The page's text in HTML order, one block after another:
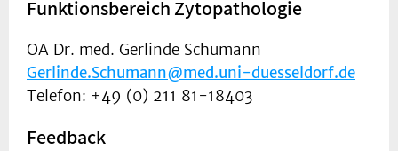
Funktionsbereich Zytopathologie
OA Dr. med. Gerlinde Schumann
Gerlinde.Schumann@med.uni-duesseldorf.de
Telefon: +49 (0) 211 81-18403
Feedback